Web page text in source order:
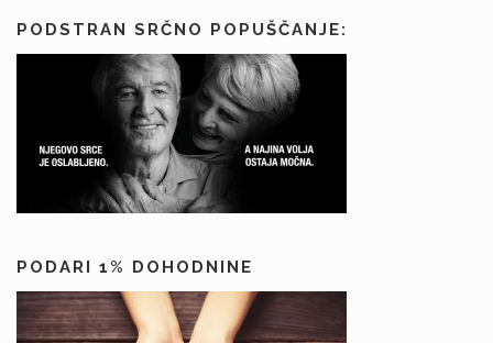
PODSTRAN SRČNO POPUŠČANJE:
PODARI 1% DOHODNINE